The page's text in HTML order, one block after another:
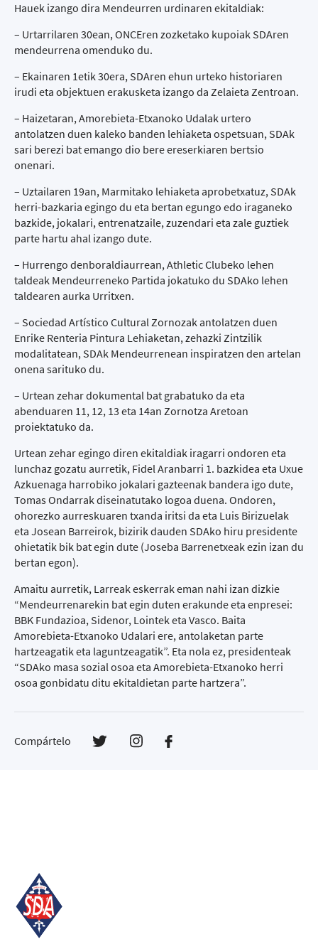
Hauek izango dira Mendeurren urdinaren ekitaldiak:
– Urtarrilaren 30ean, ONCEren zozketako kupoiak SDAren
mendeurrena omenduko du.
– Ekainaren 1etik 30era, SDAren ehun urteko historiaren
irudi eta objektuen erakusketa izango da Zelaieta Zentroan.
– Haizetaran, Amorebieta-Etxanoko Udalak urtero
antolatzen duen kaleko banden lehiaketa ospetsuan, SDAk
sari berezi bat emango dio bere ereserkiaren bertsio
onenari.
– Uztailaren 19an, Marmitako lehiaketa aprobetxatuz, SDAk
herri-bazkaria egingo du eta bertan egungo edo iraganeko
bazkide, jokalari, entrenatzaile, zuzendari eta zale guztiek
parte hartu ahal izango dute.
– Hurrengo denboraldiaurrean, Athletic Clubeko lehen
taldeak Mendeurreneko Partida jokatuko du SDAko lehen
taldearen aurka Urritxen.
– Sociedad Artístico Cultural Zornozak antolatzen duen
Enrike Renteria Pintura Lehiaketan, zehazki Zintzilik
modalitatean, SDAk Mendeurrenean inspiratzen den artelan
onena sarituko du.
– Urtean zehar dokumental bat grabatuko da eta
abenduaren 11, 12, 13 eta 14an Zornotza Aretoan
proiektatuko da.
Urtean zehar egingo diren ekitaldiak iragarri ondoren eta
lunchaz gozatu aurretik, Fidel Aranbarri 1. bazkidea eta Uxue
Azkuenaga harrobiko jokalari gazteenak bandera igo dute,
Tomas Ondarrak diseinatutako logoa duena. Ondoren,
ohorezko aurreskuaren txanda iritsi da eta Luis Birizuelak
eta Josean Barreirok, bizirik dauden SDAko hiru presidente
ohietatik bik bat egin dute (Joseba Barrenetxeak ezin izan du
bertan egon).
Amaitu aurretik, Larreak eskerrak eman nahi izan dizkie
“Mendeurrenarekin bat egin duten erakunde eta enpresei:
BBK Fundazioa, Sidenor, Lointek eta Vasco. Baita
Amorebieta-Etxanoko Udalari ere, antolaketan parte
hartzeagatik eta laguntzeagatik”. Eta nola ez, presidenteak
“SDAko masa sozial osoa eta Amorebieta-Etxanoko herri
osoa gonbidatu ditu ekitaldietan parte hartzera”.
Compártelo